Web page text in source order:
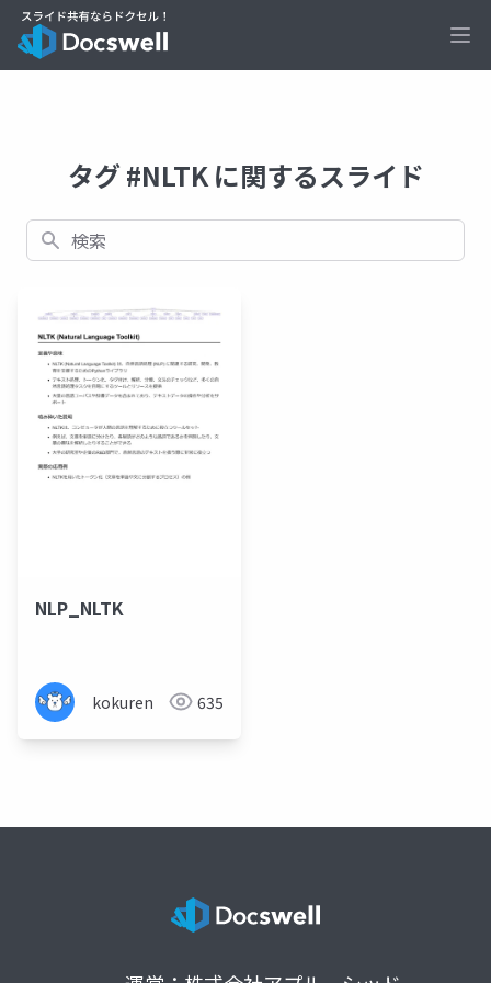
タグ #NLTK に関するスライド
検索
NLP_NLTK
kokuren 635